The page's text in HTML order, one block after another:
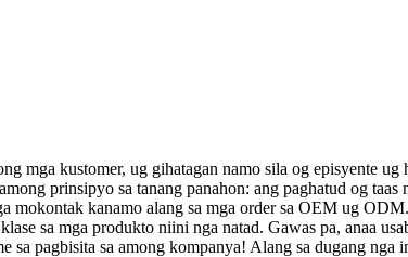
mga kustomer, ug gihatagan namo sila og episyente ug
prinsipyo sa tanang panahon: ang paghatud og
mokontak kanamo alang sa mga order sa OEM ug
sa mga produkto niini nga natad. Gawas pa, anaa
pagbisita sa among kompanya! Alang sa dugang